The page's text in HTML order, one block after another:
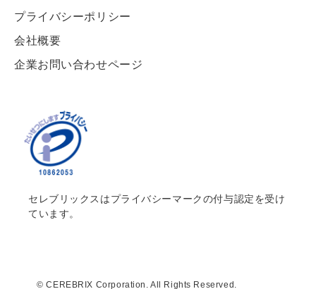
プライバシーポリシー
会社概要
企業お問い合わせページ
セレブリックスはプライバシーマークの付与認定を受け
ています。
© CEREBRIX Corporation. All Rights Reserved.